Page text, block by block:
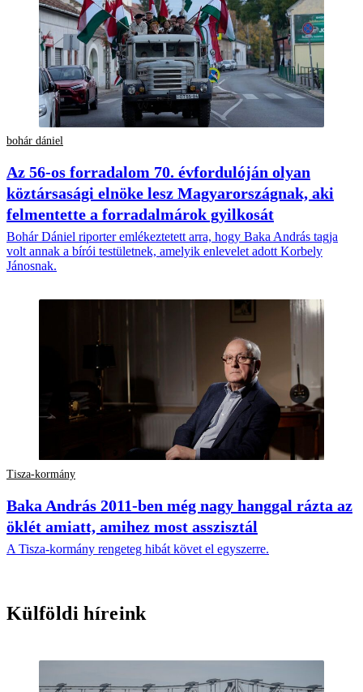
bohár dániel
Az 56-os forradalom 70. évfordulóján olyan
köztársasági elnöke lesz Magyarországnak, aki
felmentette a forradalmárok gyilkosát
Bohár Dániel riporter emlékeztetett arra, hogy Baka András tagja
volt annak a bírói testületnek, amelyik enlevelet adott Korbely
Jánosnak.
Tisza-kormány
Baka András 2011-ben még nagy hanggal rázta az
öklét amiatt, amihez most asszisztál
A Tisza-kormány rengeteg hibát követ el egyszerre.
Külföldi híreink